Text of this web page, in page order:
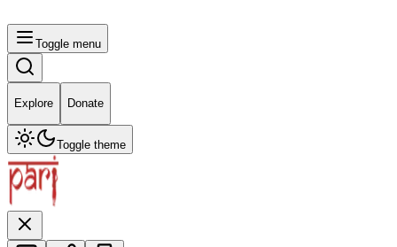
Toggle menu
Explore Donate
Toggle theme